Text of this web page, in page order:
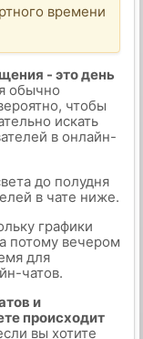
времени
- это день
обычно
чтобы
искать
в онлайн-
до полудня
в чате ниже.
графики
потому вечером
для
чатов.
и
происходит
вы хотите